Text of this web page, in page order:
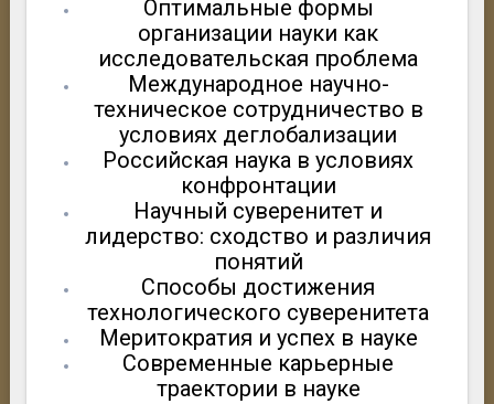
Оптимальные формы
организации науки как
исследовательская проблема
Международное научно-
техническое сотрудничество в
условиях деглобализации
Российская наука в условиях
конфронтации
Научный суверенитет и
лидерство: сходство и различия
понятий
Способы достижения
технологического суверенитета
Меритократия и успех в науке
Современные карьерные
траектории в науке